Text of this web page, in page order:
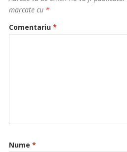
marcate cu *
Comentariu *
Nume *